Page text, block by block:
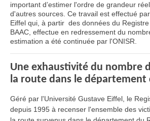
important d’estimer l'ordre de grandeur
d'autres sources. Ce travail est effectué
Eiffel qui, à partir des données du
BAAC, effectue en redressement du
estimation a été continuée par l'ONISR.
Une exhaustivité du nombre
la route dans le département
Géré par l'Université Gustave Eiffel, le
depuis 1995 à recenser l'ensemble des